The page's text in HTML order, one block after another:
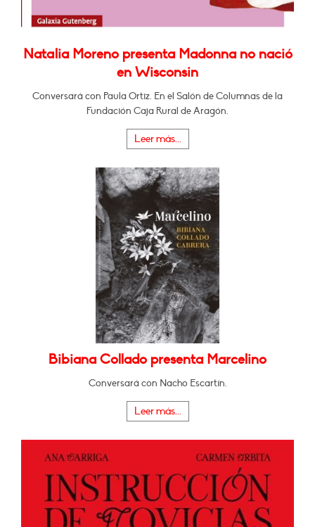
Natalia Moreno presenta Madonna no nació
en Wisconsin
Conversará con Paula Ortiz. En el Salón de Columnas de la
Fundación Caja Rural de Aragón.
Leer más...
Bibiana Collado presenta Marcelino
Conversará con Nacho Escartín.
Leer más...